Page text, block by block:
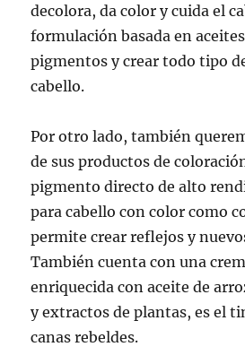
decolora, da color y cuida el
formulación basada en
pigmentos y crear todo tipo
cabello.
Por otro lado, también
de sus productos de
pigmento directo de alto
para cabello con color como
permite crear reflejos y
También cuenta con una
enriquecida con aceite de
y extractos de plantas, es el
canas rebeldes.